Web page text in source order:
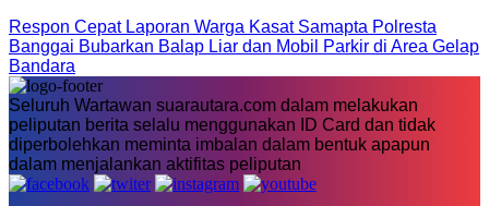
Respon Cepat Laporan Warga Kasat Samapta Polresta
Banggai Bubarkan Balap Liar dan Mobil Parkir di Area Gelap
Bandara
Seluruh Wartawan suarautara.com dalam melakukan
peliputan berita selalu menggunakan ID Card dan tidak
diperbolehkan meminta imbalan dalam bentuk apapun
dalam menjalankan aktifitas peliputan